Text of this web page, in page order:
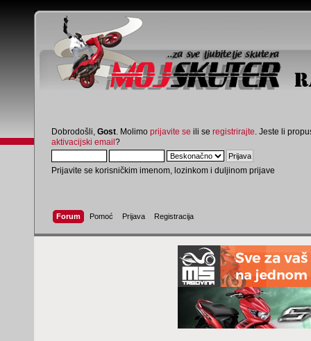
Dobrodošli, Gost . Molimo prijavite se ili se registrirajte . Jeste li
aktivacijski email?
Prijavite se korisničkim imenom, lozinkom i duljinom prijave
Forum Pomoć Prijava Registracija